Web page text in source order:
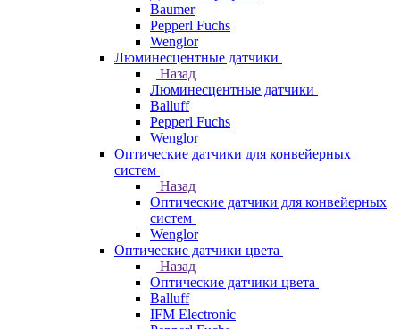
Baumer
Pepperl Fuchs
Wenglor
Люминесцентные датчики
Назад
Люминесцентные датчики
Balluff
Pepperl Fuchs
Wenglor
Оптические датчики для конвейерных
систем
Назад
Оптические датчики для конвейерных
систем
Wenglor
Оптические датчики цвета
Назад
Оптические датчики цвета
Balluff
IFM Electronic